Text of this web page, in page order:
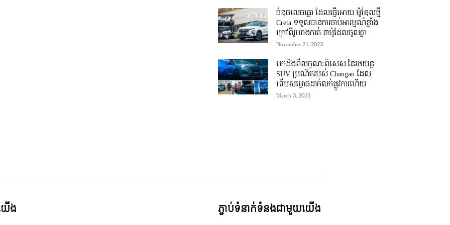
ចំនុចលេចធ្លោ ដែលធ្វើអោយ ម៉ូឌែលថ្មី
Creta ទទួលបានការចាប់អារម្មណ៍ខ្លាំង
ក្រៅពីរូបរាងកាត់ ៣ម៉ូដែលចូលគ្នា
November 21, 2023
មកដឹងពីលក្ខណៈពិសេស នៃរថយន្ត
SUV ប្រណិតរបស់ Changan ដែល
ទើបសម្ភោធដាក់លក់ផ្លូវការហើយ
March 3, 2023
ើង ភ្ជាប់ទំនាក់ទំនងជាមួយយើង